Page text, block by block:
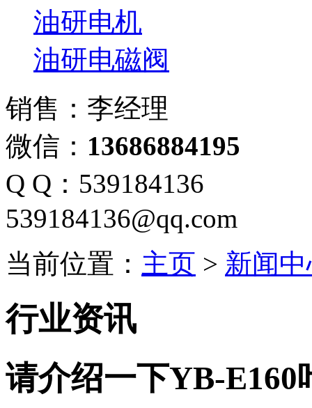
油研电机
油研电磁阀
销售：李经理
微信： 13686884195
Q Q：539184136
539184136@qq.com
当前位置： 主页 > 新闻
行业资讯
请介绍一下YB-